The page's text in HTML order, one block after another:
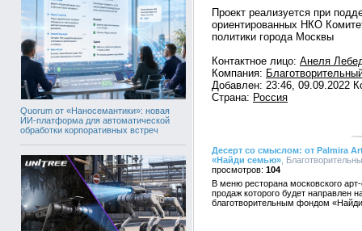
Quorum от «Наносемантики»: новая
ИИ-платформа для автоматической
обработки корпоративных встреч
Проект реализуется при
ориентированных НКО
политики города Москвы
Контактное лицо: Анеля
Компания:
Добавлен: 23:46, 09.09.2022
Страна: Россия
Десерт со смыслом: от Palmira
«Найди семью» ,
104
В меню ресторана московского
продаж которого будет направлен
благотворительным фондом